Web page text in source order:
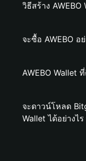
วิธีสร้าง
จะซื้อ AWEBO อย่
AWEBO Wallet
จะดาวน์โหลด
Wallet ได้อย่างไร